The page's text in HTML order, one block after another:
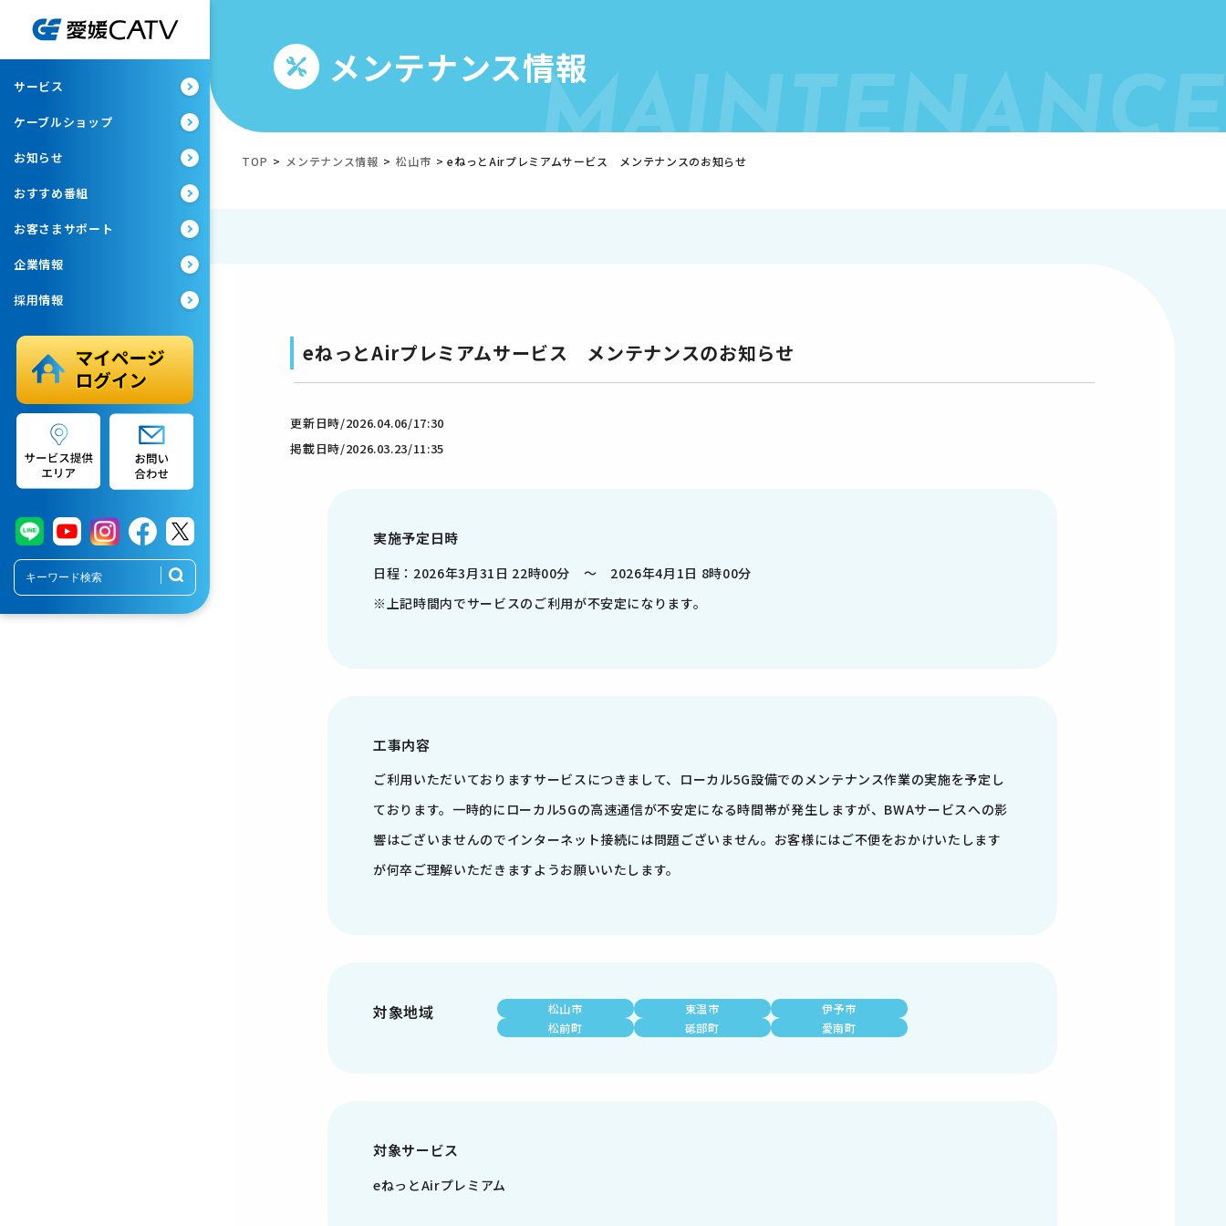
サービス
ケーブルショップ
お知らせ
おすすめ番組
お客さまサポート
企業情報
採用情報
メンテナンス情報
MAINTENANCE
TOP > メンテナンス情報 > 松山市 >eねっとAirプレミアムサービス メンテナンスのお知らせ
eねっとAirプレミアムサービス メンテナンスのお知らせ
更新日時/2026.04.06/17:30
掲載日時/2026.03.23/11:35
実施予定日時
日程：2026年3月31日 22時00分 ～ 2026年4月1日 8時00分
※上記時間内でサービスのご利用が不安定になります。
工事内容
ご利用いただいておりますサービスにつきまして、ローカル5G設備でのメンテナンス作業の実施を予定し
ております。一時的にローカル5Gの高速通信が不安定になる時間帯が発生しますが、BWAサービスへの影
響はございませんのでインターネット接続には問題ございません。お客様にはご不便をおかけいたします
が何卒ご理解いただきますようお願いいたします。
対象地域 松山市 東温市
伊予市
松前町
砥部町 愛南町
対象サービス
eねっとAirプレミアム